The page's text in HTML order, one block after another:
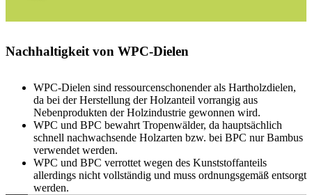
Nachhaltigkeit von WPC-Dielen
WPC-Dielen sind ressourcenschonender als Hartholzdielen,
da bei der Herstellung der Holzanteil vorrangig aus
Nebenprodukten der Holzindustrie gewonnen wird.
WPC und BPC bewahrt Tropenwälder, da hauptsächlich
schnell nachwachsende Holzarten bzw. bei BPC nur Bambus
verwendet werden.
WPC und BPC verrottet wegen des Kunststoffanteils
allerdings nicht vollständig und muss ordnungsgemäß entsorgt
werden.